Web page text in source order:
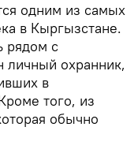
одним из самых
в Кыргызстане.
рядом с
личный охранник,
в
того, из
обычно